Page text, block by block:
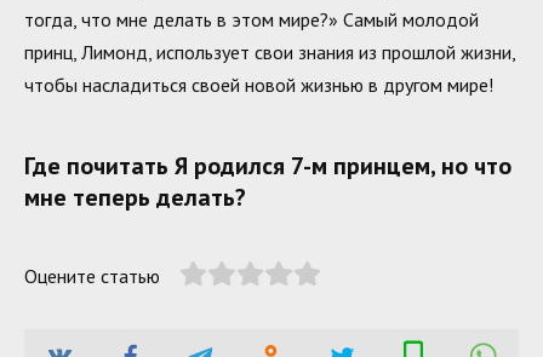
тогда, что мне делать в этом мире?» Самый молодой
принц, Лимонд, использует свои знания из прошлой жизни,
чтобы насладиться своей новой жизнью в другом мире!
Где почитать Я родился 7-м принцем, но что
мне теперь делать?
Оцените статью